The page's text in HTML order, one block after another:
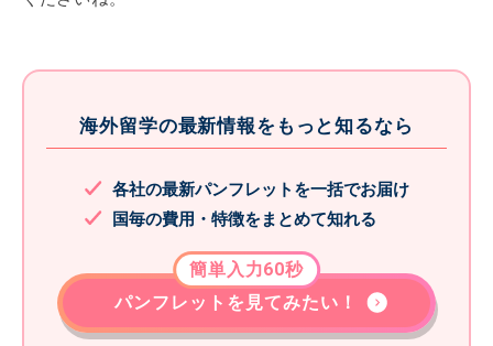
海外留学の最新情報をもっと知るなら
各社の最新パンフレットを一括でお届け
国毎の費用・特徴をまとめて知れる
パンフレットを見てみたい！
簡単入力60秒